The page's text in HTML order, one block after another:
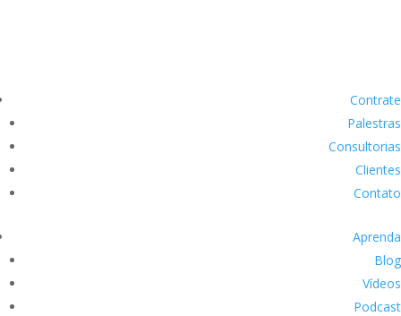
Contrate
Palestras
Consultorias
Clientes
Contato
Aprenda
Blog
Vídeos
Podcast